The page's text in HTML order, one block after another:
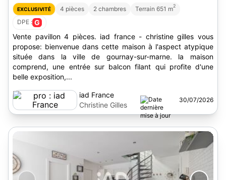
EXCLUSIVITÉ 4 pièces 2 chambres Terrain 651 m2
DPE : G
Vente pavillon 4 pièces. iad france - christine gilles vous
propose: bienvenue dans cette maison à l'aspect atypique
située dans la ville de gournay-sur-marne. la maison
comprend, une entrée sur balcon filant qui profite d'une
belle exposition,...
iad France
Christine Gilles
30/07/2026